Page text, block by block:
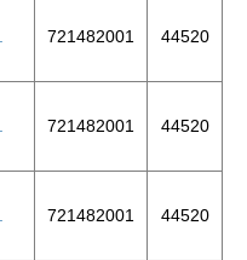
721482001 44520
721482001 44520
721482001 44520